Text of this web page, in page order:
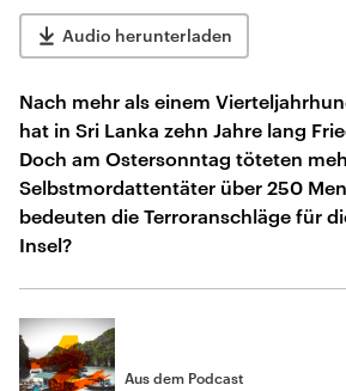
Audio herunterladen
Nach mehr als einem
hat in Sri Lanka zehn Jahre lang
Doch am Ostersonntag töteten
Selbstmordattentäter über 250
bedeuten die Terroranschläge für
Insel?
Aus dem Podcast